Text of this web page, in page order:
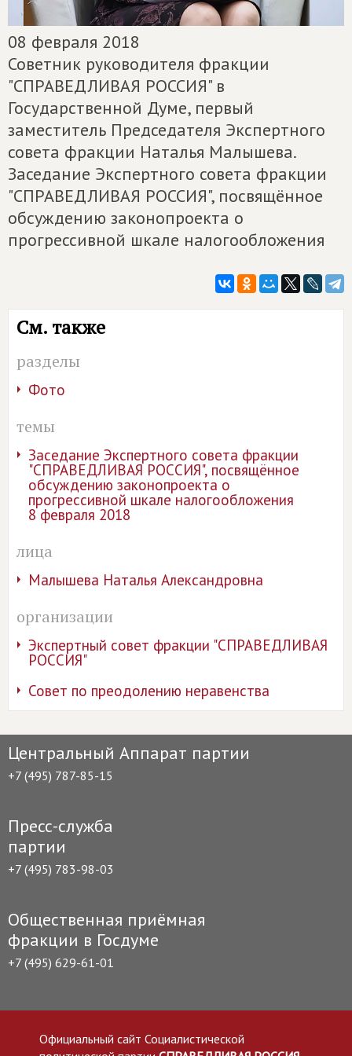
08 февраля 2018
Советник руководителя фракции
"СПРАВЕДЛИВАЯ РОССИЯ" в
Государственной Думе, первый
заместитель Председателя Экспертного
совета фракции Наталья Малышева.
Заседание Экспертного совета фракции
"СПРАВЕДЛИВАЯ РОССИЯ", посвящённое
обсуждению законопроекта о
прогрессивной шкале налогообложения
См. также
разделы
Фото
темы
Заседание Экспертного совета фракции
"СПРАВЕДЛИВАЯ РОССИЯ", посвящённое
обсуждению законопроекта о
прогрессивной шкале налогообложения
8 февраля 2018
лица
Малышева Наталья Александровна
организации
Экспертный совет фракции "СПРАВЕДЛИВАЯ
РОССИЯ"
Совет по преодолению неравенства
Центральный Аппарат партии
+7 (495) 787-85-15
Пресс-служба
партии
+7 (495) 783-98-03
Общественная приёмная
фракции в Госдуме
+7 (495) 629-61-01
Официальный сайт Социалистической